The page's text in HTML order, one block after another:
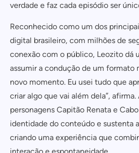
verdade e faz cada episódio ser
Reconhecido como um dos
digital brasileiro, com milhões de
conexão com o público, Leozito dá
assumir a condução de um formato
novo momento. Eu usei tudo que
criar algo que vai além dela”,
personagens Capitão Renata e
identidade do conteúdo e sustenta
criando uma experiência que